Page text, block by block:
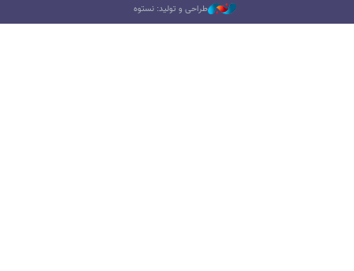
طراحی و تولید: نستوه